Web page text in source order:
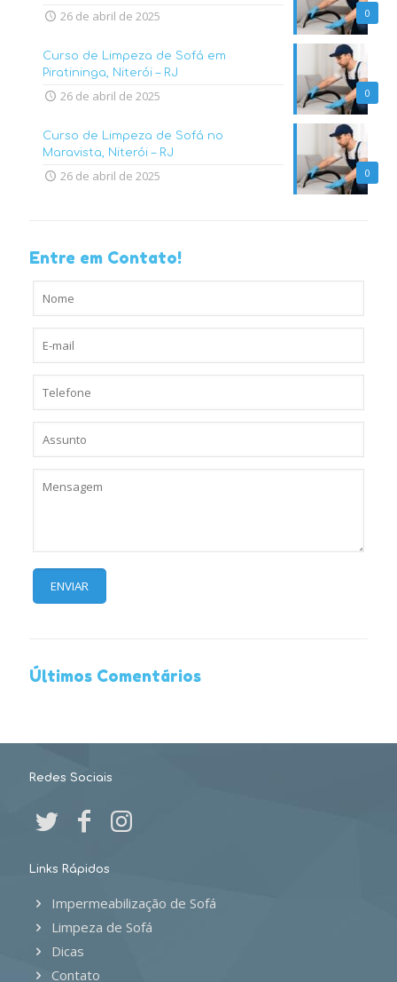
0
26 de abril de 2025
0
Curso de Limpeza de Sofá em
Piratininga, Niterói – RJ
26 de abril de 2025
0
Curso de Limpeza de Sofá no
Maravista, Niterói – RJ
26 de abril de 2025
Entre em Contato!
Últimos Comentários
Redes Sociais
Links Rápidos
Impermeabilização de Sofá
Limpeza de Sofá
Dicas
Contato